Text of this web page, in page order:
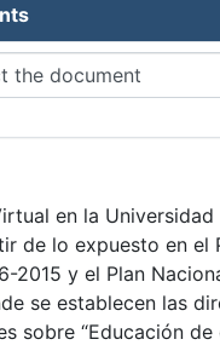
en la Universidad
de lo expuesto en el
2015 y el Plan
se establecen las
sobre “Educación de